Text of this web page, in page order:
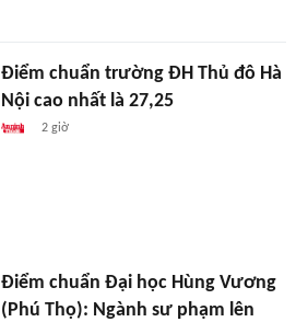
Điểm chuẩn trường ĐH Thủ đô Hà
Nội cao nhất là 27,25
2 giờ
Điểm chuẩn Đại học Hùng Vương
(Phú Thọ): Ngành sư phạm lên